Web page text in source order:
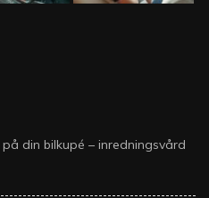
din bilkupé – inredningsvård